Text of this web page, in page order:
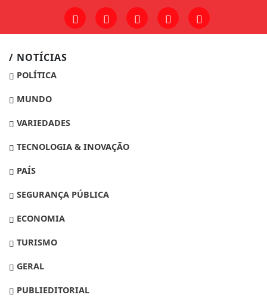
/ NOTÍCIAS
POLÍTICA
MUNDO
VARIEDADES
TECNOLOGIA & INOVAÇÃO
PAÍS
SEGURANÇA PÚBLICA
ECONOMIA
TURISMO
GERAL
PUBLIEDITORIAL